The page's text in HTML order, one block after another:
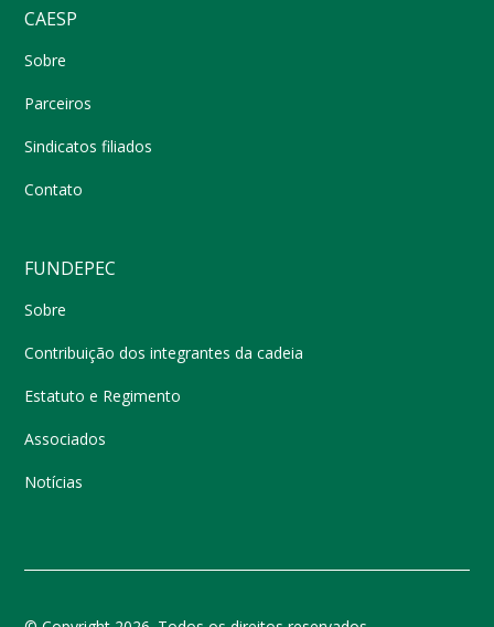
CAESP
Sobre
Parceiros
Sindicatos filiados
Contato
FUNDEPEC
Sobre
Contribuição dos integrantes da cadeia
Estatuto e Regimento
Associados
Notícias